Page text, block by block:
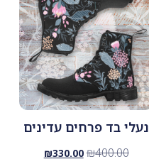
נעלי בד פרחים עדינים
₪400.00
₪330.00